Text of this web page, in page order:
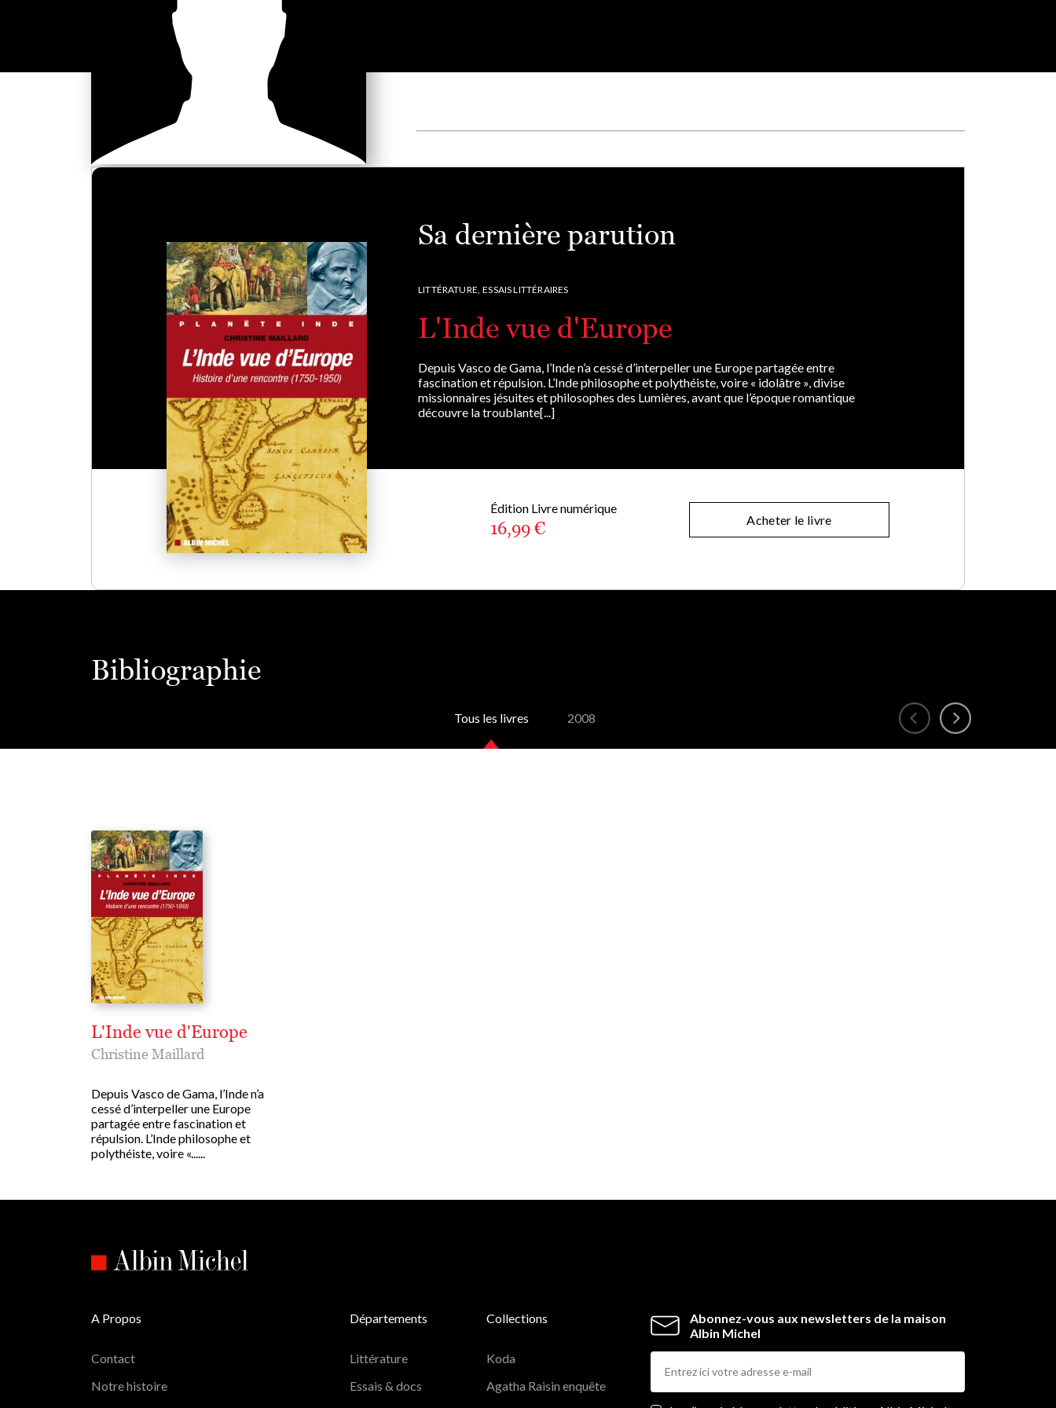
Sa dernière parution
LITTÉRATURE, ESSAIS LITTÉRAIRES
L'Inde vue d'Europe
Depuis Vasco de Gama, l’Inde n’a cessé d’interpeller une Europe partagée entre
fascination et répulsion. L’Inde philosophe et polythéiste, voire « idolâtre », divise
missionnaires jésuites et philosophes des Lumières, avant que l’époque romantique
découvre la troublante[...]
Édition Livre numérique
16,99 € Acheter le livre
Bibliographie
Tous les livres 2008
L'Inde vue d'Europe
Christine Maillard
Depuis Vasco de Gama, l’Inde n’a
cessé d’interpeller une Europe
partagée entre fascination et
répulsion. L’Inde philosophe et
polythéiste, voire «......
Abonnez-vous aux newsletters de la maison
Albin Michel
A Propos
Contact
Notre histoire
Départements
Littérature
Essais & docs
Collections
Koda
Agatha Raisin enquête